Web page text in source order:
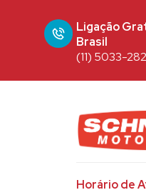
Ligação
Brasil
(11) 5033-
Horário de